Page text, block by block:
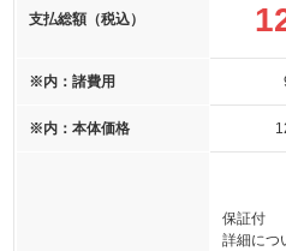
支払総額（税込）
※内：諸費用
※内：本体価格
保証付
詳細につ